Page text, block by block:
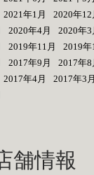
2021年1月 2020年12
2020年4月 2020年3
2019年11月 2019年
2017年9月 2017年8
2017年4月 2017年3月
舗情報